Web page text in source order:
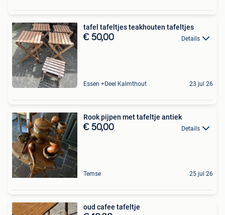
tafel tafeltjes teakhouten tafeltjes
€ 50,00 Details
Essen +Deel Kalmthout 23 jul 26
Rook pijpen met tafeltje antiek
€ 50,00 Details
Temse 25 jul 26
oud cafee tafeltje